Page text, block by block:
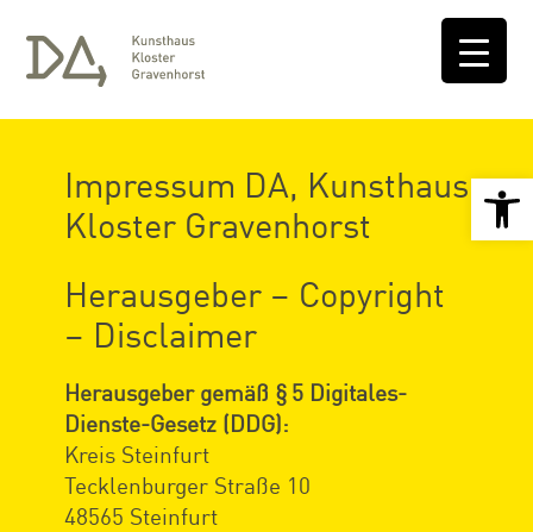
Impressum DA, Kunsthaus
Kloster Gravenhorst
Herausgeber – Copyright
– Disclaimer
Herausgeber gemäß § 5 Digitales-
Dienste-Gesetz (DDG):
Kreis Steinfurt
Tecklenburger Straße 10
48565 Steinfurt